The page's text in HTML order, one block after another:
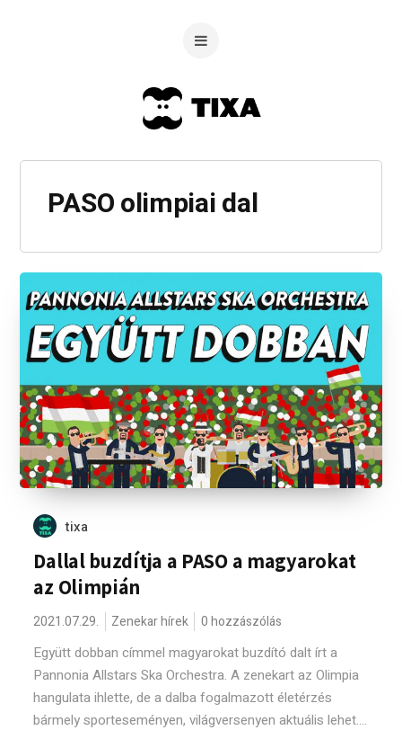
PASO olimpiai dal
tixa
Dallal buzdítja a PASO a magyarokat
az Olimpián
2021.07.29. Zenekar hírek 0 hozzászólás
Együtt dobban címmel magyarokat buzdító dalt írt a
Pannonia Allstars Ska Orchestra. A zenekart az Olimpia
hangulata ihlette, de a dalba fogalmazott életérzés
bármely sporteseményen, világversenyen aktuális lehet....